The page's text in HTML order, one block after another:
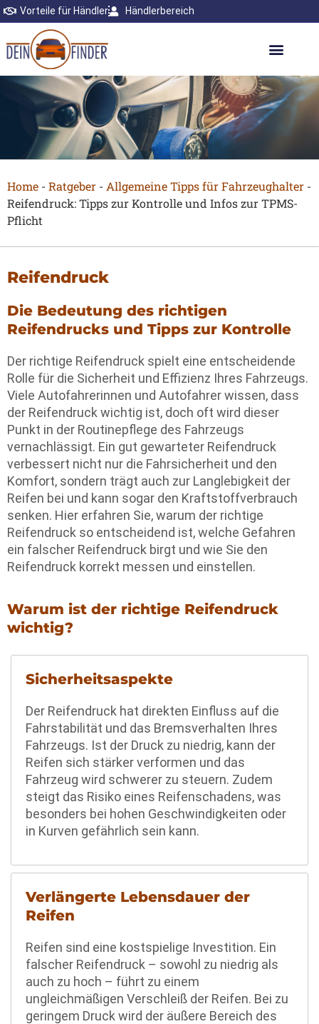
Vorteile für Händler Händlerbereich
Home - Ratgeber - Allgemeine Tipps für Fahrzeughalter -
Reifendruck: Tipps zur Kontrolle und Infos zur TPMS-
Pflicht
Reifendruck
Die Bedeutung des richtigen
Reifendrucks und Tipps zur Kontrolle
Der richtige Reifendruck spielt eine entscheidende
Rolle für die Sicherheit und Effizienz Ihres Fahrzeugs.
Viele Autofahrerinnen und Autofahrer wissen, dass
der Reifendruck wichtig ist, doch oft wird dieser
Punkt in der Routinepflege des Fahrzeugs
vernachlässigt. Ein gut gewarteter Reifendruck
verbessert nicht nur die Fahrsicherheit und den
Komfort, sondern trägt auch zur Langlebigkeit der
Reifen bei und kann sogar den Kraftstoffverbrauch
senken. Hier erfahren Sie, warum der richtige
Reifendruck so entscheidend ist, welche Gefahren
ein falscher Reifendruck birgt und wie Sie den
Reifendruck korrekt messen und einstellen.
Warum ist der richtige Reifendruck
wichtig?
Sicherheitsaspekte
Der Reifendruck hat direkten Einfluss auf die
Fahrstabilität und das Bremsverhalten Ihres
Fahrzeugs. Ist der Druck zu niedrig, kann der
Reifen sich stärker verformen und das
Fahrzeug wird schwerer zu steuern. Zudem
steigt das Risiko eines Reifenschadens, was
besonders bei hohen Geschwindigkeiten oder
in Kurven gefährlich sein kann.
Verlängerte Lebensdauer der
Reifen
Reifen sind eine kostspielige Investition. Ein
falscher Reifendruck – sowohl zu niedrig als
auch zu hoch – führt zu einem
ungleichmäßigen Verschleiß der Reifen. Bei zu
geringem Druck wird der äußere Bereich des